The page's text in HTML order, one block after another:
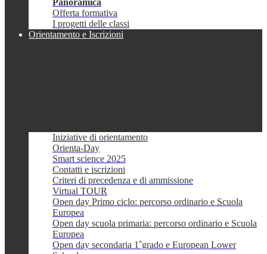
Panoramica
Offerta formativa
I progetti delle classi
Orientamento e Iscrizioni
Iniziative di orientamento
Orienta-Day
Smart science 2025
Contatti e iscrizioni
Criteri di precedenza e di ammissione
Virtual TOUR
Open day Primo ciclo: percorso ordinario e Scuola
Europea
Open day scuola primaria: percorso ordinario e Scuola
Europea
Open day secondaria 1ˆgrado e European Lower